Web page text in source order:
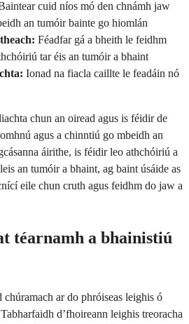
cuid níos mó den chnámh jaw
an tumóir bainte go hiomlán
Féadfar gá a bheith le feidhm
tar éis an tumóir a bhaint
Ionad na fiacla caillte le feadáin nó
chun an oiread agus is féidir de
agus a chinntiú go mbeidh an
áirithe, is féidir leo athchóiriú a
an tumóir a bhaint, ag baint úsáide as
eile chun cruth agus feidhm do jaw a
téarnamh a bhainistiú
ar do phróiseas leighis ó
d’fhoireann leighis treoracha